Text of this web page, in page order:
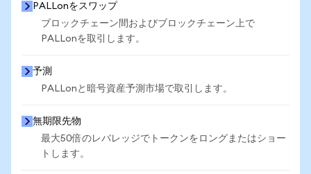
PALLonをスワップ
ブロックチェーン間およびブロックチェーン上で
PALLonを取引します。
予測
PALLonと暗号資産予測市場で取引します。
無期限先物
最大50倍のレバレッジでトークンをロングまたはショー
トします。